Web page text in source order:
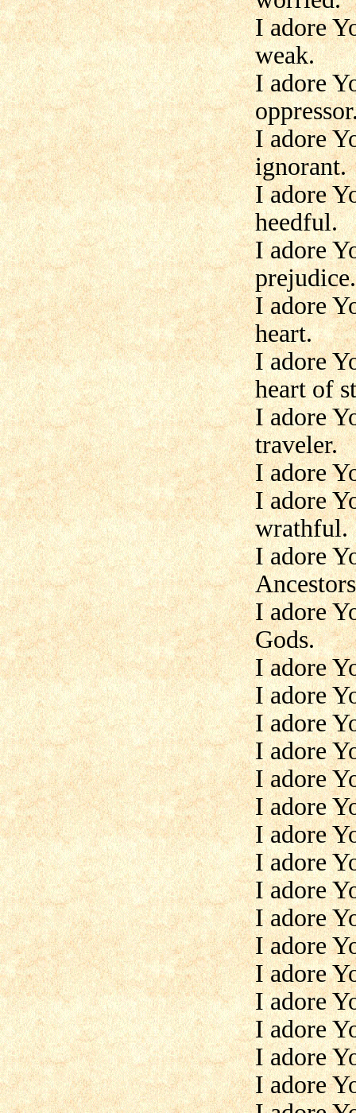
I adore
weak.
I adore
I adore
ignorant.
I adore
heedful.
I adore
prejudice.
I adore
heart.
I adore
heart of
I adore
traveler.
I adore
I adore
wrathful.
I adore
I adore
Gods.
I adore
I adore
I adore
I adore
I adore
I adore
I adore
I adore
I adore
I adore
I adore
I adore
I adore
I adore
I adore
I adore